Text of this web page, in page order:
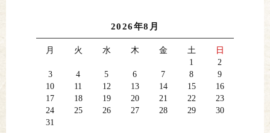
2026年8月
月 火 水 木 金 土
日
1
2
3
4 5 6 7 8
9
10
11 12 13 14 15
16
17
18 19 20 21 22
23
24
25 26 27 28 29
30
31